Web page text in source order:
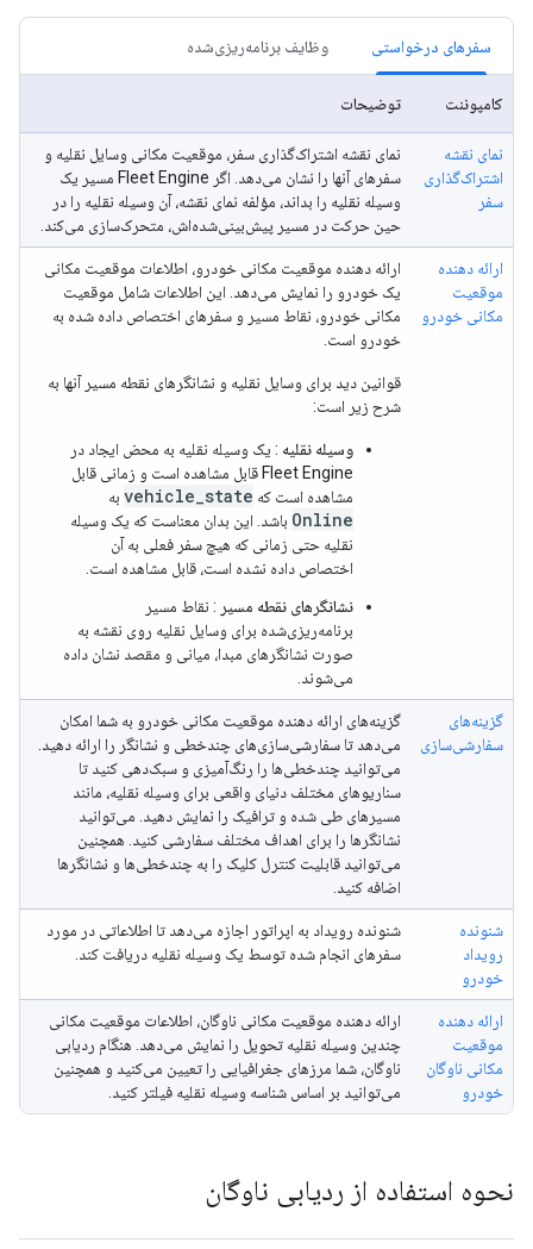
سفرهای درخواستی وظایف برنامه‌ریزی‌شده
کامپوننت توضیحات
نمای نقشه
اشتراک‌گذاری
سفر
نمای نقشه اشتراک‌گذاری سفر، موقعیت مکانی وسایل نقلیه و
سفرهای آنها را نشان می‌دهد. اگر Fleet Engine مسیر یک
وسیله نقلیه را بداند، مؤلفه نمای نقشه، آن وسیله نقلیه را در
حین حرکت در مسیر پیش‌بینی‌شده‌اش، متحرک‌سازی می‌کند.
ارائه دهنده
موقعیت
مکانی خودرو
ارائه دهنده موقعیت مکانی خودرو، اطلاعات موقعیت مکانی
یک خودرو را نمایش می‌دهد. این اطلاعات شامل موقعیت
مکانی خودرو، نقاط مسیر و سفرهای اختصاص داده شده به
خودرو است.
قوانین دید برای وسایل نقلیه و نشانگرهای نقطه مسیر آنها به
شرح زیر است:
وسیله نقلیه : یک وسیله نقلیه به محض ایجاد در
Fleet Engine قابل مشاهده است و زمانی قابل
مشاهده است که vehicle_state به
Online باشد. این بدان معناست که یک وسیله
نقلیه حتی زمانی که هیچ سفر فعلی به آن
اختصاص داده نشده است، قابل مشاهده است.
نشانگرهای نقطه مسیر : نقاط مسیر
برنامه‌ریزی‌شده برای وسایل نقلیه روی نقشه به
صورت نشانگرهای مبدا، میانی و مقصد نشان داده
می‌شوند.
گزینه‌های
سفارشی‌سازی
گزینه‌های ارائه دهنده موقعیت مکانی خودرو به شما امکان
می‌دهد تا سفارشی‌سازی‌های چندخطی و نشانگر را ارائه دهید.
می‌توانید چندخطی‌ها را رنگ‌آمیزی و سبک‌دهی کنید تا
سناریوهای مختلف دنیای واقعی برای وسیله نقلیه، مانند
مسیرهای طی شده و ترافیک را نمایش دهید. می‌توانید
نشانگرها را برای اهداف مختلف سفارشی کنید. همچنین
می‌توانید قابلیت کنترل کلیک را به چندخطی‌ها و نشانگرها
اضافه کنید.
شنونده
رویداد
خودرو
شنونده رویداد به اپراتور اجازه می‌دهد تا اطلاعاتی در مورد
سفرهای انجام شده توسط یک وسیله نقلیه دریافت کند.
ارائه دهنده
موقعیت
مکانی ناوگان
خودرو
ارائه دهنده موقعیت مکانی ناوگان، اطلاعات موقعیت مکانی
چندین وسیله نقلیه تحویل را نمایش می‌دهد. هنگام ردیابی
ناوگان، شما مرزهای جغرافیایی را تعیین می‌کنید و همچنین
می‌توانید بر اساس شناسه وسیله نقلیه فیلتر کنید.
نحوه استفاده از ردیابی ناوگان